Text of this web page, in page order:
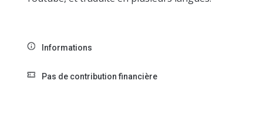
Informations
Pas de contribution financière